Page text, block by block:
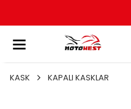
VADE
KASK KAPALI KASKLAR